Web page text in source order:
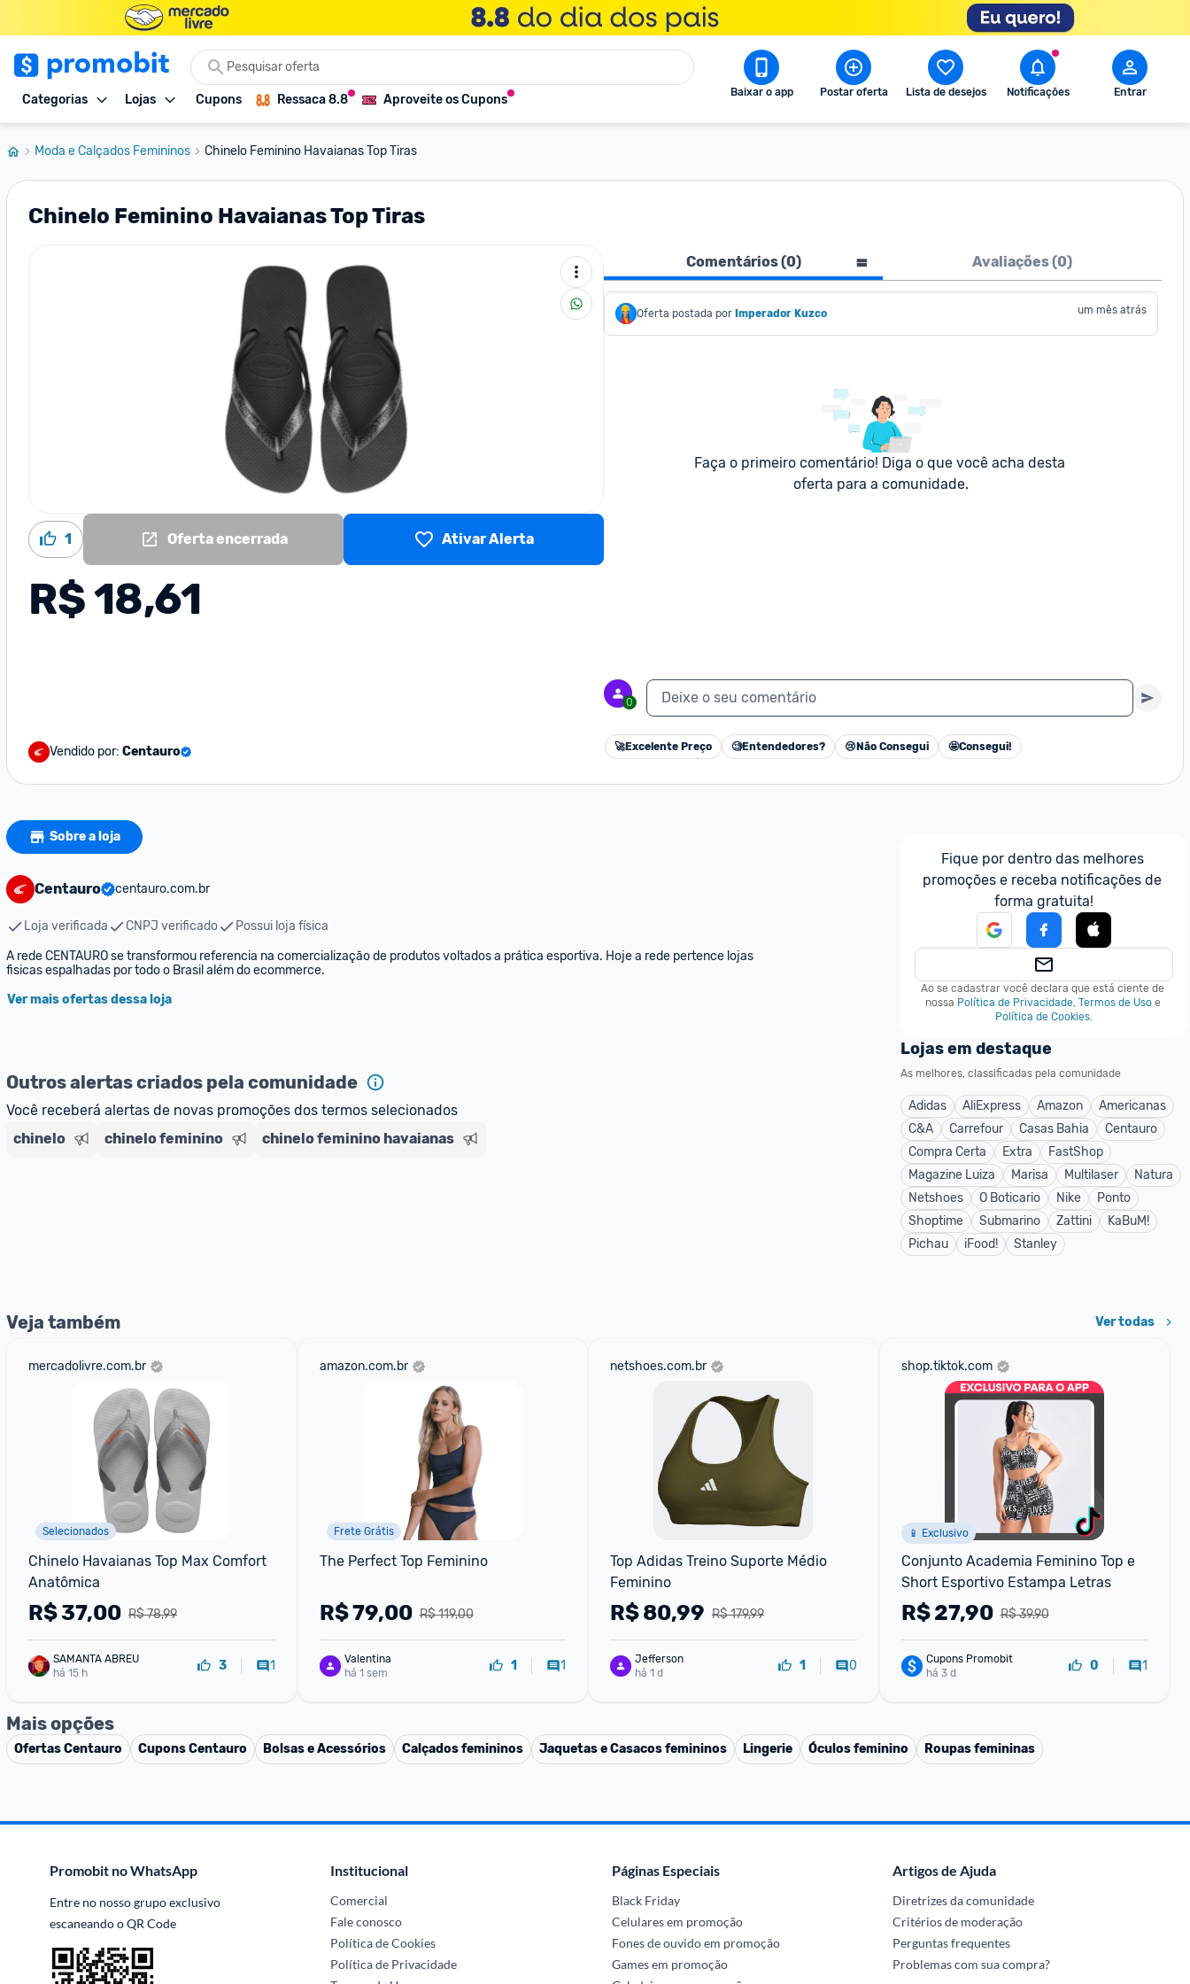
Categorias Lojas Cupons Ressaca 8.8 Aproveite os Cupons Baixar o app Postar oferta Lista de desejos Notificações Entrar
Moda e Calçados Femininos Chinelo Feminino Havaianas Top Tiras
Chinelo Feminino Havaianas Top Tiras
1 Oferta encerrada Ativar Alerta
R$ 18,61
Vendido por: Centauro
Comentários (0) Avaliações (0)
Oferta postada por Imperador Kuzco um mês atrás
Faça o primeiro comentário! Diga o que você acha desta
oferta para a comunidade.
0 Deixe o seu comentário
🚀Excelente Preço 🧐Entendedores? 😢 Não Consegui 🤩Consegui!
Sobre a loja
Centauro centauro.com.br
Loja verificada CNPJ verificado
Possui loja física
A rede CENTAURO se transformou referencia na comercialização de produtos voltados a prática esportiva. Hoje a rede pertence lojas
fisicas espalhadas por todo o Brasil além do ecommerce.
Ver mais ofertas dessa loja
Outros alertas criados pela comunidade
Você receberá alertas de novas promoções dos termos selecionados
chinelo
chinelo feminino chinelo feminino havaianas
Fique por dentro das melhores
promoções e receba notificações de
forma gratuita!
Ao se cadastrar você declara que está ciente de
nossa Política de Privacidade, Termos de Uso e
Política de Cookies.
Lojas em destaque
As melhores, classificadas pela comunidade
Adidas AliExpress Amazon
Americanas
C&A
Carrefour Casas Bahia
Centauro
Compra Certa
Extra
FastShop
Magazine Luiza
Marisa Multilaser
Natura
Netshoes
O Boticario Nike
Ponto
Shoptime
Submarino Zattini
KaBuM!
Pichau
iFood! Stanley
Veja também Ver todas
mercadolivre.com.br
Selecionados
Chinelo Havaianas Top Max Comfort
Anatômica
R$ 78,99
R$37,00
SAMANTA ABREU
há 15 h
3 1
amazon.com.br
Frete Grátis
The Perfect Top Feminino
R$ 119,00
R$79,00
Valentina
há 1 sem
1 1
netshoes.com.br
Top Adidas Treino Suporte Médio
Feminino
R$ 179,99
R$80,99
Jefferson
há 1 d
1 0
shop.tiktok.com
📱 Exclusivo
Conjunto Academia Feminino Top e
Short Esportivo Estampa Letras
R$ 39,90
R$27,90
Cupons Promobit
há 3 d
0 1
Mais opções
OfertasCentauro CuponsCentauro Bolsas e Acessórios Calçados femininos Jaquetas e Casacos femininos Lingerie Óculos feminino Roupas femininas
Promobit no WhatsApp
Entre no nosso grupo exclusivo
escaneando o QR Code
Institucional
Comercial
Fale conosco
Política de Cookies
Política de Privacidade
Páginas Especiais
Black Friday
Celulares em promoção
Fones de ouvido em promoção
Games em promoção
Artigos de Ajuda
Diretrizes da comunidade
Critérios de moderação
Perguntas frequentes
Problemas com sua compra?